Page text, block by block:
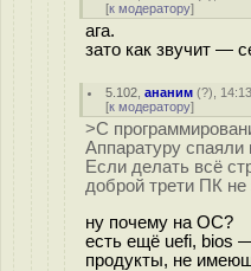
[к модератору]
ага.
зато как звучит —
5.102 ,ананим (?),
[к модератору]
>С
Аппаратуру
Если делать всё
доброй трети ПК не
ну почему на ОС?
есть ещё uefi, bios
продукты, не